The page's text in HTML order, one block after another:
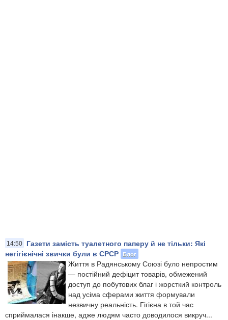
14:50
Газети замість туалетного паперу й не тільки: Які
негігієнічні звички були в СРСР Блог
Життя в Радянському Союзі було непростим
— постійний дефіцит товарів, обмежений
доступ до побутових благ і жорсткий контроль
над усіма сферами життя формували
незвичну реальність. Гігієна в той час
сприймалася інакше, адже людям часто доводилося викруч...